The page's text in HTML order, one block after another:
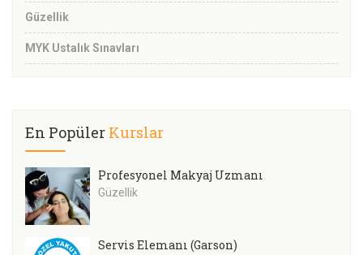
Güzellik
MYK Ustalık Sınavları
En Popüler Kurslar
Profesyonel Makyaj Uzmanı
Güzellik
Servis Elemanı (Garson)